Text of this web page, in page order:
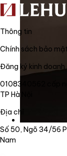
Thông tin
Chính sách bảo mật
Đăng ký kinh doanh
0108340562 cấp
TP Hà Nội
Địa chỉ
Số 50, Ngõ 34/56
Nam